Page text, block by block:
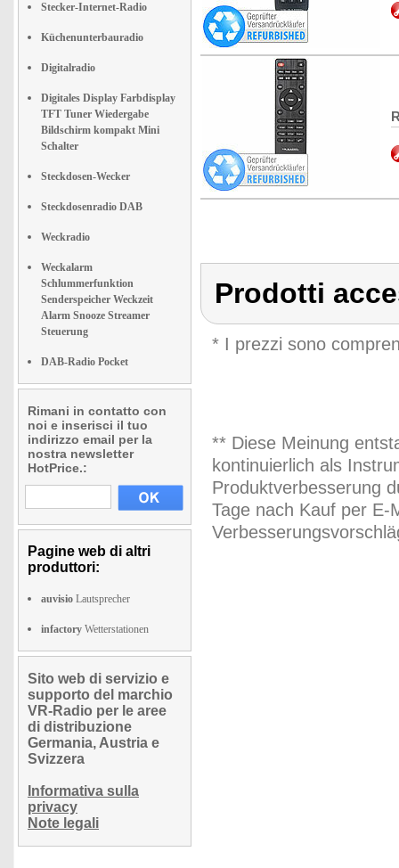
Stecker-Internet-Radio
Küchenunterbauradio
Digitalradio
Digitales Display Farbdisplay
TFT Tuner Wiedergabe
Bildschirm kompakt Mini
Schalter
Steckdosen-Wecker
Steckdosenradio DAB
Weckradio
Weckalarm
Schlummerfunktion
Senderspeicher Weckzeit
Alarm Snooze Streamer
Steuerung
DAB-Radio Pocket
Rimani in contatto con
noi e inserisci il tuo
indirizzo email per la
nostra newsletter
HotPrice.:
Pagine web di altri
produttori:
auvisio Lautsprecher
infactory Wetterstationen
Sito web di servizio e
supporto del marchio
VR-Radio per le aree
di distribuzione
Germania, Austria e
Svizzera
Informativa sulla
privacy
Note legali
Prodotti
* I prezzi sono
** Diese Meinung
kontinuierlich als
Produktverbesserung
Tage nach Kauf per E-